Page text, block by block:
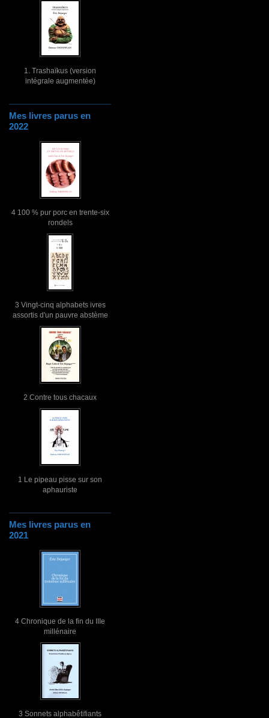
1. Trashaïkus (version
intégrale augmentée)
Mes livres parus en
2022
4 100 % pur porc en trente-six
rondels
3 Vingt-cinq alphabets ivres
assortis d'un pauvre abstème
2 Contre tous chacaux
1 Le pipeau pisse sur son
aphauriste
Mes livres parus en
2021
4 Chronique de la fin du IIIe
millénaire
3 Sonnets alphabêtifiants